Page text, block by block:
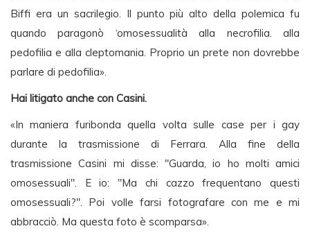
Biffi era un sacrilegio. Il punto più alto della polemica fu
quando paragonò ‘omosessualità alla necrofilia. alla
pedofilia e alla cleptomania. Proprio un prete non dovrebbe
parlare di pedofilia».
Hai litigato anche con Casini.
«In maniera furibonda quella volta sulle case per i gay
durante la trasmissione di Ferrara. Alla fine della
trasmissione Casini mi disse: "Guarda, io ho molti amici
omosessuali". E io: "Ma chi cazzo frequentano questi
omosessuali?". Poi volle farsi fotografare con me e mi
abbracciò. Ma questa foto è scomparsa».